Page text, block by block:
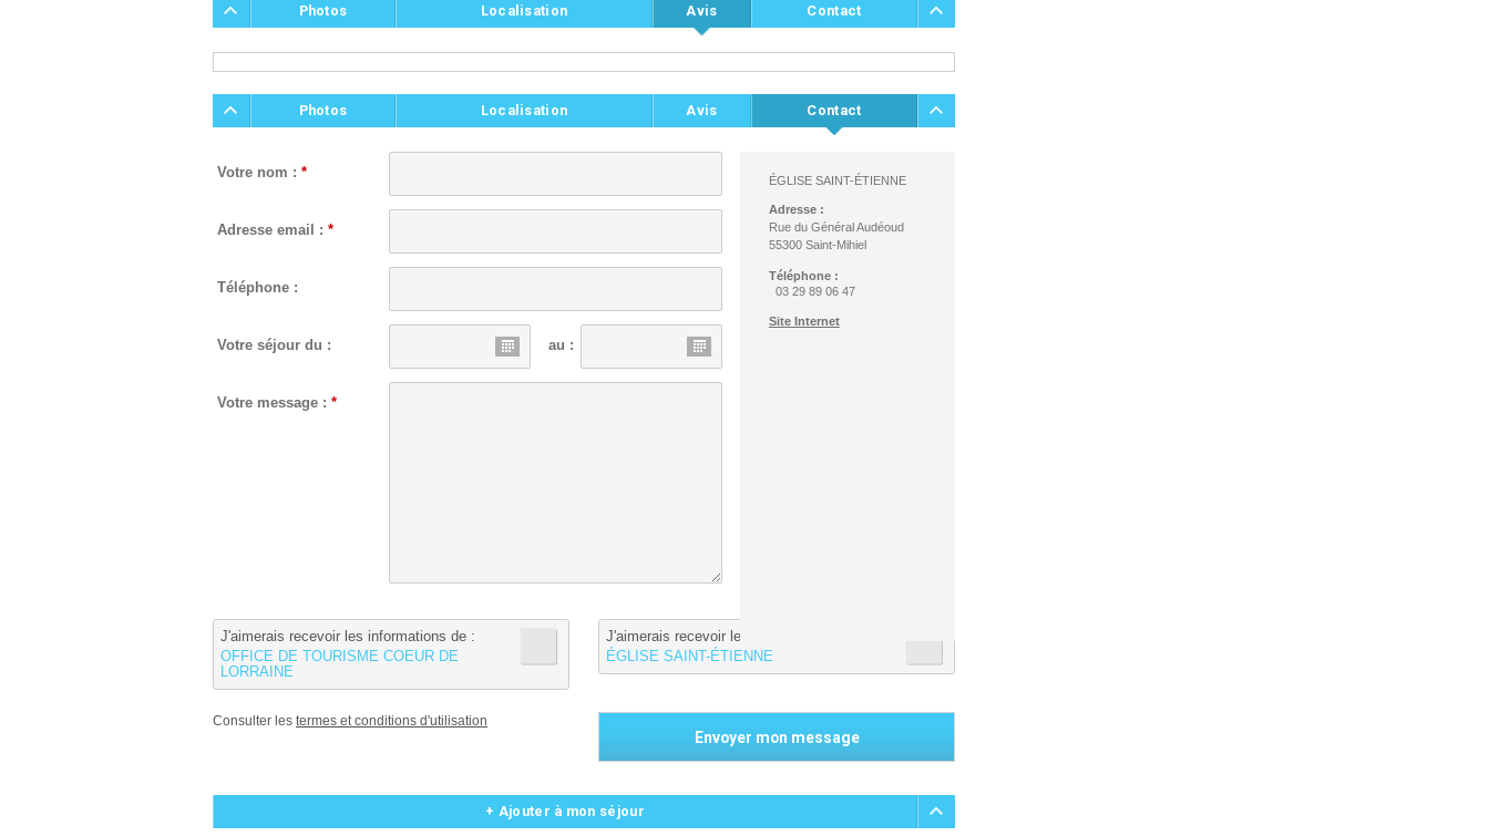
Photos Localisation Avis Contact
Photos Localisation Avis Contact
Votre nom : *
Adresse email : *
Téléphone :
Votre séjour du : au :
Votre message : *
J'aimerais recevoir les informations de :
OFFICE DE TOURISME COEUR DE
LORRAINE
J'aimerais recevoir les informations de :
ÉGLISE SAINT-ÉTIENNE
Consulter les termes et conditions d'utilisation
ÉGLISE SAINT-ÉTIENNE
Adresse :
Rue du Général Audéoud
55300 Saint-Mihiel
Téléphone :
03 29 89 06 47
Site Internet
+ Ajouter à mon séjour